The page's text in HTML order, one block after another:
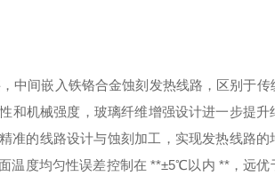
，中间嵌入铁铬合金蚀刻发热线路 ，区别于
机械强度，玻璃纤维增强设计进一步提升
准的线路设计与蚀刻加工，实现发热线路的
温度均匀性误差控制在 **±5℃以内 **，远优